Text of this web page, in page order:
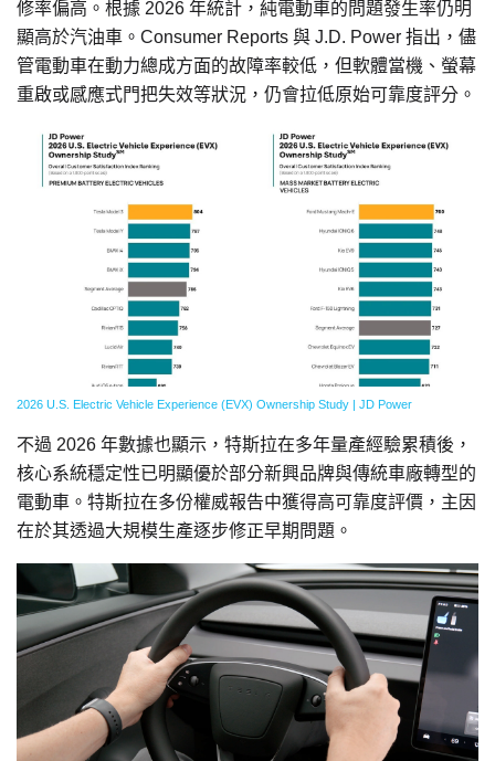
修率偏高。根據 2026 年統計，純電動車的問題發生率仍明
顯高於汽油車。Consumer Reports 與 J.D. Power 指出，儘
管電動車在動力總成方面的故障率較低，但軟體當機、螢幕
重啟或感應式門把失效等狀況，仍會拉低原始可靠度評分。
2026 U.S. Electric Vehicle Experience (EVX) Ownership Study | JD Power
不過 2026 年數據也顯示，特斯拉在多年量產經驗累積後，
核心系統穩定性已明顯優於部分新興品牌與傳統車廠轉型的
電動車。特斯拉在多份權威報告中獲得高可靠度評價，主因
在於其透過大規模生產逐步修正早期問題。